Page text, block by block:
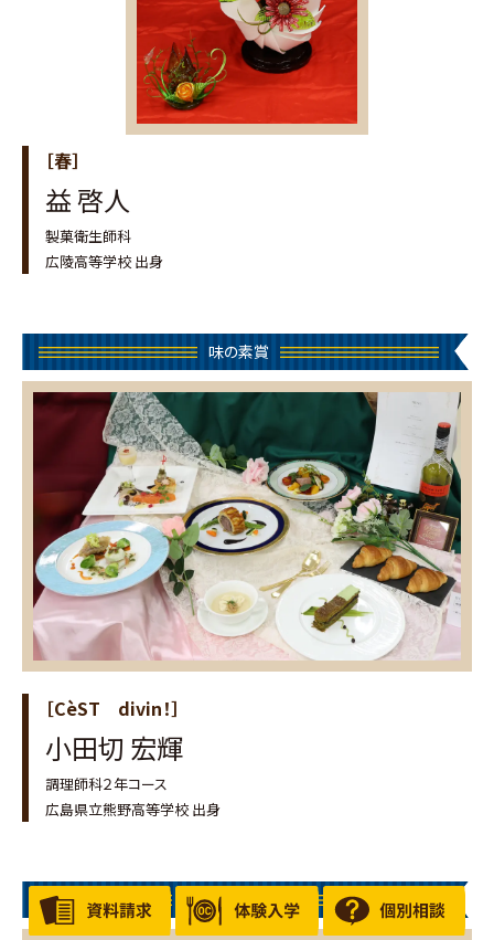
［春］
益 啓人
製菓衛生師科
広陵高等学校 出身
味の素賞
［CèST divin！］
小田切 宏輝
調理師科２年コース
広島県立熊野高等学校 出身
オタフクソース賞